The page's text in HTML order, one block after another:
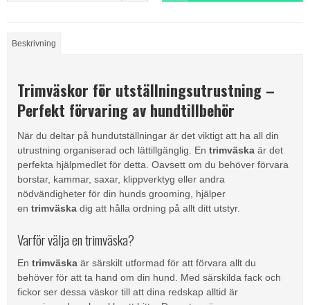
Beskrivning
Trimväskor för utställningsutrustning –
Perfekt förvaring av hundtillbehör
När du deltar på hundutställningar är det viktigt att ha all din
utrustning organiserad och lättillgänglig. En trimväska är det
perfekta hjälpmedlet för detta. Oavsett om du behöver förvara
borstar, kammar, saxar, klippverktyg eller andra
nödvändigheter för din hunds grooming, hjälper
en trimväska dig att hålla ordning på allt ditt utstyr.
Varför välja en trimväska?
En trimväska är särskilt utformad för att förvara allt du
behöver för att ta hand om din hund. Med särskilda fack och
fickor ser dessa väskor till att dina redskap alltid är